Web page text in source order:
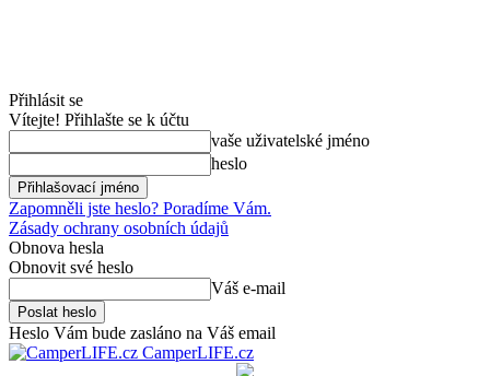
Přihlásit se
Vítejte! Přihlašte se k účtu
vaše uživatelské jméno
heslo
Zapomněli jste heslo? Poradíme Vám.
Zásady ochrany osobních údajů
Obnova hesla
Obnovit své heslo
Váš e-mail
Heslo Vám bude zasláno na Váš email
CamperLIFE.cz